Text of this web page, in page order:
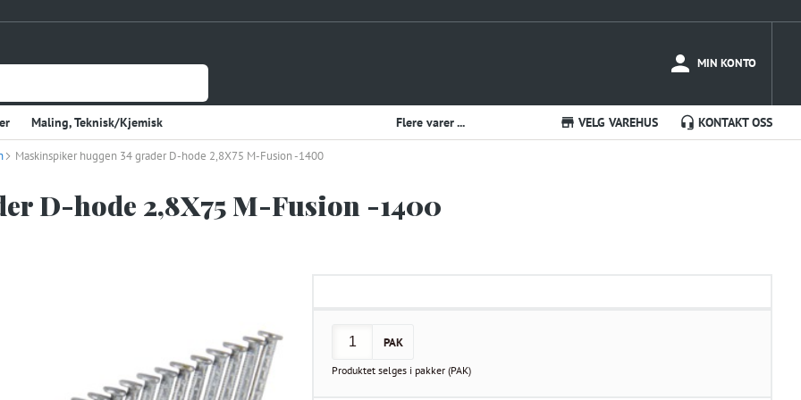
MIN KONTO
Maling, Teknisk/Kjemisk
Jernvare
Flere varer ... VELG VAREHUS KONTAKT OSS
Maskinspiker huggen 34 grader D-hode 2,8X75 M-Fusion -1400
D-hode 2,8X75 M-Fusion -1400
PAK
Produktet selges i pakker (PAK)